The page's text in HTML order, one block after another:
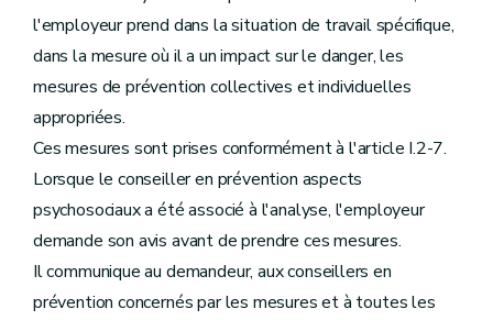
l'employeur prend dans la situation de travail spécifique,
dans la mesure où il a un impact sur le danger, les
mesures de prévention collectives et individuelles
appropriées.
Ces mesures sont prises conformément à l'article I.2-7.
Lorsque le conseiller en prévention aspects
psychosociaux a été associé à l'analyse, l'employeur
demande son avis avant de prendre ces mesures.
Il communique au demandeur, aux conseillers en
prévention concernés par les mesures et à toutes les